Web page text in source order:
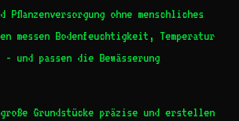
Pflanzenversorgung ohne menschliches
messen Bodenfeuchtigkeit, Temperatur
und passen die Bewässerung
Grundstücke präzise und erstellen